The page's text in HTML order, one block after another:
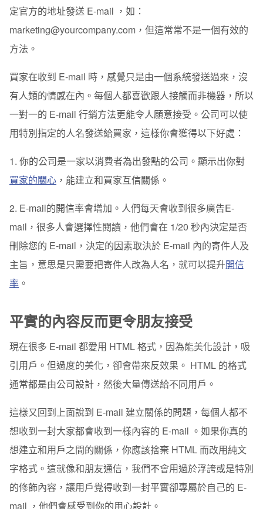
定官方的地址發送 E-mail ，如：
marketing@yourcompany.com，但這常常不是一個有效的
方法。
買家在收到 E-mail 時，感覺只是由一個系統發送過來，沒
有人類的情感在內。每個人都喜歡跟人接觸而非機器，所以
一對一的 E-mail 行銷方法更能令人願意接受。公司可以使
用特別指定的人名發送給買家，這樣你會獲得以下好處：
1. 你的公司是一家以消費者為出發點的公司。顯示出你對
買家的關心 ，能建立和買家互信關係。
2. E-mail的開信率會增加。人們每天會收到很多廣告E-
mail，很多人會選擇性閱讀，他們會在 1/20 秒內決定是否
刪除您的 E-mail，決定的因素取決於 E-mail 內的寄件人及
主旨，意思是只需要把寄件人改為人名，就可以提升開信
率 。
平實的內容反而更令朋友接受
現在很多 E-mail 都愛用 HTML 格式，因為能美化設計，吸
引用戶。但過度的美化，卻會帶來反效果。 HTML 的格式
通常都是由公司設計，然後大量傳送給不同用戶。
這樣又回到上面說到 E-mail 建立關係的問題，每個人都不
想收到一封大家都會收到一樣內容的 E-mail 。如果你真的
想建立和用戶之間的關係，你應該捨棄 HTML 而改用純文
字格式。這就像和朋友通信，我們不會用過於浮誇或是特別
的修飾內容，讓用戶覺得收到一封平實卻專屬於自己的 E-
mail ，他們會感受到你的用心設計。